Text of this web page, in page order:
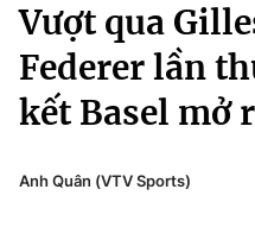
Chuyên mục
Chính trị
Pháp luật
Kinh tế
Thể thao
Truyền hình
Đời sống
Vượt qua
Federer lần
kết Basel mở
Anh Quân (VTV Sports)